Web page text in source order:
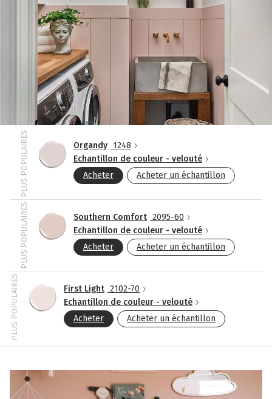
PLUS POPULAIRES Organdy 1248
Echantillon de couleur - velouté
Acheter
Acheter un échantillon
PLUS POPULAIRES Southern Comfort 2095-60
Echantillon de couleur - velouté
Acheter
Acheter un échantillon
PLUS POPULAIRES First Light 2102-70
Echantillon de couleur - velouté
Acheter
Acheter un échantillon